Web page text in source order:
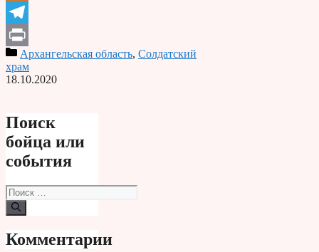
Odnoklassniki
Telegram
PrintАрхангельская область, Солдатский
храм
18.10.2020
Поиск
бойца или
события
Поиск:
Комментарии